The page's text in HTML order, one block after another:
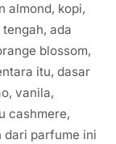
almond, kopi,
ada
blossom,
itu, dasar
vanila,
cashmere,
dari parfume ini